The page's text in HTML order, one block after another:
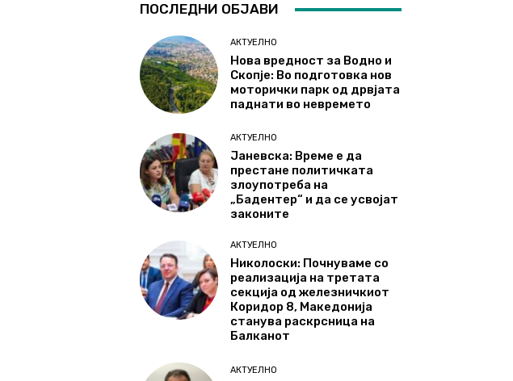
ПОСЛЕДНИ ОБЈАВИ
АКТУЕЛНО
Нова вредност за Водно и
Скопје: Во подготовка нов
моторички парк од дрвјата
паднати во невремето
АКТУЕЛНО
Јаневска: Време е да
престане политичката
злоупотреба на
„Бадентер“ и да се усвојат
законите
АКТУЕЛНО
Николоски: Почнуваме со
реализација на третата
секција од железничкиот
Коридор 8, Македонија
станува раскрсница на
Балканот
АКТУЕЛНО